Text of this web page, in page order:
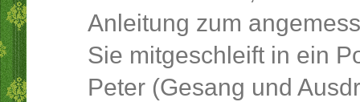
Anleitung zum
Sie mitgeschleift in ein
Peter (Gesang und